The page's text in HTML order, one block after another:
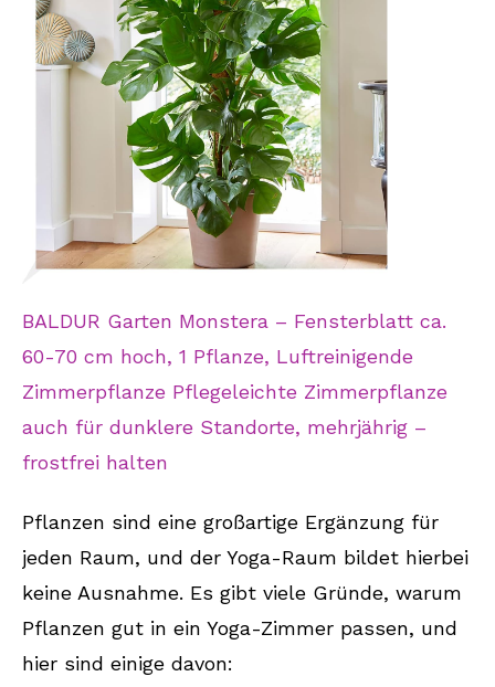
BALDUR Garten Monstera – Fensterblatt ca.
60-70 cm hoch, 1 Pflanze, Luftreinigende
Zimmerpflanze Pflegeleichte Zimmerpflanze
auch für dunklere Standorte, mehrjährig –
frostfrei halten
Pflanzen sind eine großartige Ergänzung für
jeden Raum, und der Yoga-Raum bildet hierbei
keine Ausnahme. Es gibt viele Gründe, warum
Pflanzen gut in ein Yoga-Zimmer passen, und
hier sind einige davon: